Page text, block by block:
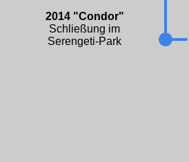
2014 "Condor"
Schließung im
Serengeti-Park